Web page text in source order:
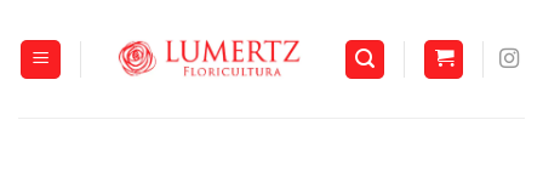
content